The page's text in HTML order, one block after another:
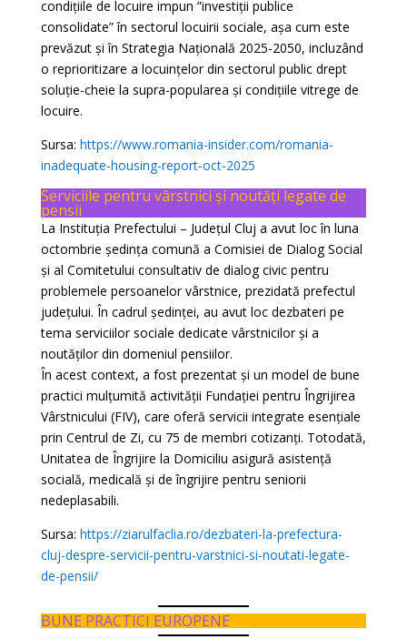
condițiile de locuire impun ”investiții publice
consolidate” în sectorul locuirii sociale, așa cum este
prevăzut și în Strategia Națională 2025-2050, incluzând
o reprioritizare a locuințelor din sectorul public drept
soluție-cheie la supra-popularea și condițiile vitrege de
locuire.
Sursa: https://www.romania-insider.com/romania-
inadequate-housing-report-oct-2025
Serviciile pentru vârstnici și noutăți legate de
pensii
La Instituția Prefectului – Județul Cluj a avut loc în luna
octombrie ședința comună a Comisiei de Dialog Social
și al Comitetului consultativ de dialog civic pentru
problemele persoanelor vârstnice, prezidată prefectul
județului. În cadrul ședinței, au avut loc dezbateri pe
tema serviciilor sociale dedicate vârstnicilor și a
noutăților din domeniul pensiilor.
În acest context, a fost prezentat și un model de bune
practici mulțumită activității Fundației pentru Îngrijirea
Vârstnicului (FIV), care oferă servicii integrate esențiale
prin Centrul de Zi, cu 75 de membri cotizanți. Totodată,
Unitatea de Îngrijire la Domiciliu asigură asistență
socială, medicală și de îngrijire pentru seniorii
nedeplasabili.
Sursa: https://ziarulfaclia.ro/dezbateri-la-prefectura-
cluj-despre-servicii-pentru-varstnici-si-noutati-legate-
de-pensii/
BUNE PRACTICI EUROPENE